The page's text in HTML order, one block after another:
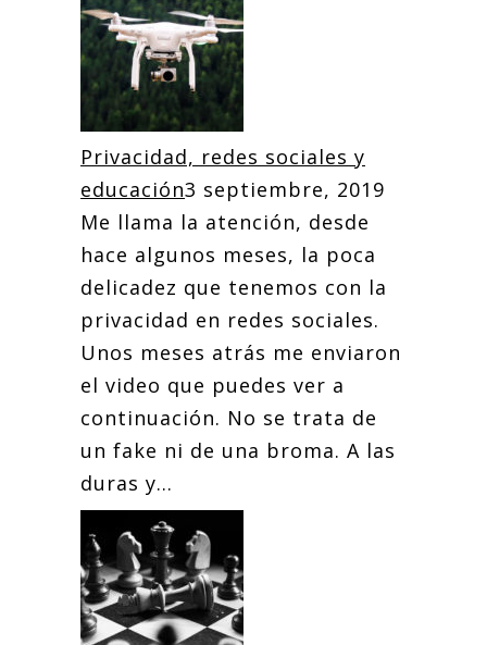
Privacidad, redes sociales y
educación3 septiembre, 2019
Me llama la atención, desde
hace algunos meses, la poca
delicadez que tenemos con la
privacidad en redes sociales.
Unos meses atrás me enviaron
el video que puedes ver a
continuación. No se trata de
un fake ni de una broma. A las
duras y...